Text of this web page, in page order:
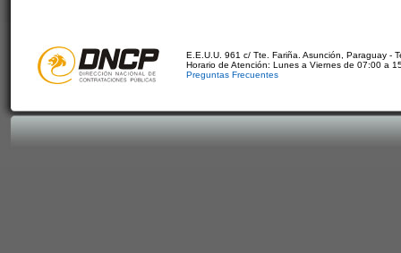
E.E.U.U. 961 c/ Tte. Fariña. Asunción, Paraguay -
Horario de Atención: Lunes a Viernes de 07:00 a
Preguntas Frecuentes